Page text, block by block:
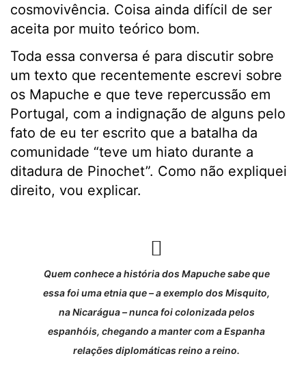
cosmovivência. Coisa ainda difícil de ser
aceita por muito teórico bom.
Toda essa conversa é para discutir sobre
um texto que recentemente escrevi sobre
os Mapuche e que teve repercussão em
Portugal, com a indignação de alguns pelo
fato de eu ter escrito que a batalha da
comunidade “teve um hiato durante a
ditadura de Pinochet”. Como não expliquei
direito, vou explicar.
Quem conhece a história dos Mapuche sabe que
essa foi uma etnia que – a exemplo dos Misquito,
na Nicarágua – nunca foi colonizada pelos
espanhóis, chegando a manter com a Espanha
relações diplomáticas reino a reino.